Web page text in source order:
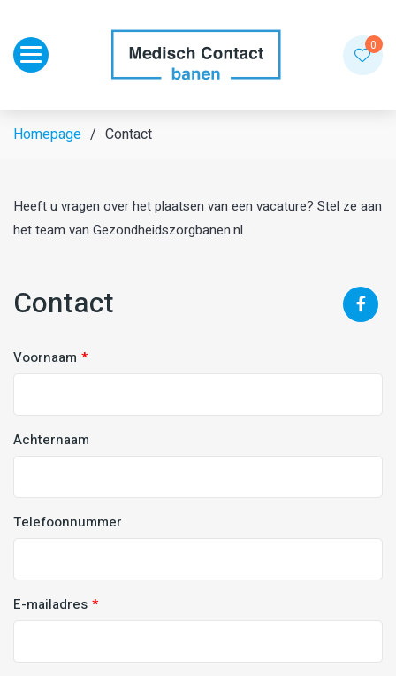
Toggle navigation 0
Homepage Contact
Heeft u vragen over het plaatsen van een vacature? Stel ze aan
het team van Gezondheidszorgbanen.nl.
Contact
Voornaam
Achternaam
Telefoonnummer
E-mailadres